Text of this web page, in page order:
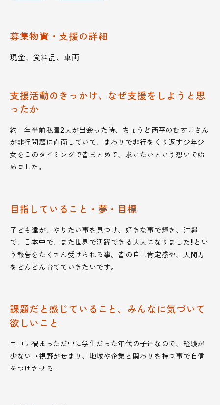
募集物資・支援の詳細
現金、食料品、車両
支援活動のきっかけ、なぜ支援をしようと思
ったか
約一年半前私達2人が出会った時、ちょうど西平のむすこさん
が非行問題に直面していて、まわりで非行をくり返す少年少
女をこのタイミングで皆まとめて、求いたいという想いで始
めました。
目指していること・夢・目標
子ども達が、やりたい事を見つけ、好きな事で輝き、沖縄
で、日本中で、また世界で活躍できる大人になりました!!とい
う報告をたくさん受けられる事。皆の自己肯定感や、人間力
をどんどん育てていきたいです。
課題だと感じていること、みんなに気づいて
欲しいこと
コロナ禍まっただ中に学生だった年代の子達なので、経験が
少ない→視野がせまり、地域や企業と関わりを持つ事で自信
をつけさせる。